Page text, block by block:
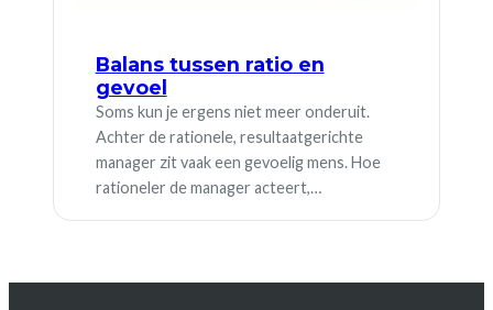
Balans tussen ratio en
gevoel
Soms kun je ergens niet meer onderuit.
Achter de rationele, resultaatgerichte
manager zit vaak een gevoelig mens. Hoe
rationeler de manager acteert,…